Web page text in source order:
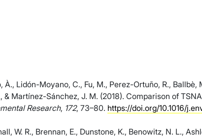
Lidón-Moyano, C., Fu, M., Perez-Ortuño, R.,
& Martínez-Sánchez, J. M. (2018). Comparison of
Research, 172, 73–80. https://doi.org/10.1016/
W. R., Brennan, E., Dunstone, K., Benowitz, N. L.,